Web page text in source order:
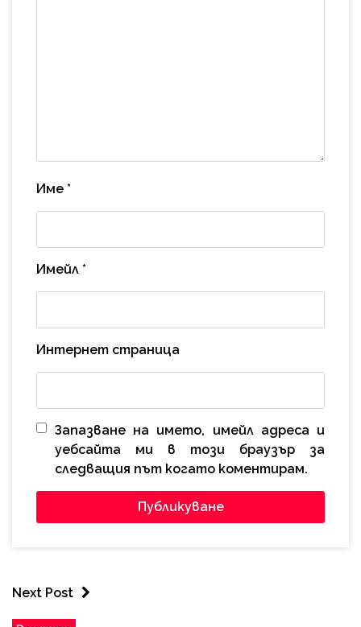
Име *
Имейл *
Интернет страница
Запазване на името, имейл адреса и
уебсайта ми в този браузър за
следващия път когато коментирам.
Next Post